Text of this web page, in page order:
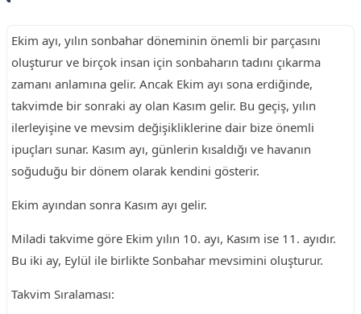
Ekim ayı, yılın sonbahar döneminin önemli bir parçasını
oluşturur ve birçok insan için sonbaharın tadını çıkarma
zamanı anlamına gelir. Ancak Ekim ayı sona erdiğinde,
takvimde bir sonraki ay olan Kasım gelir. Bu geçiş, yılın
ilerleyişine ve mevsim değişikliklerine dair bize önemli
ipuçları sunar. Kasım ayı, günlerin kısaldığı ve havanın
soğuduğu bir dönem olarak kendini gösterir.
Ekim ayından sonra Kasım ayı gelir.
Miladi takvime göre Ekim yılın 10. ayı, Kasım ise 11. ayıdır.
Bu iki ay, Eylül ile birlikte Sonbahar mevsimini oluşturur.
Takvim Sıralaması: